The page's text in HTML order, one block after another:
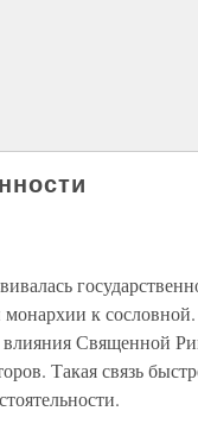
к
Священной
Такая связь